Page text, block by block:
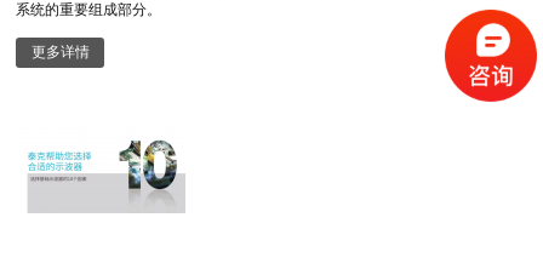
系统的重要组成部分。
更多详情